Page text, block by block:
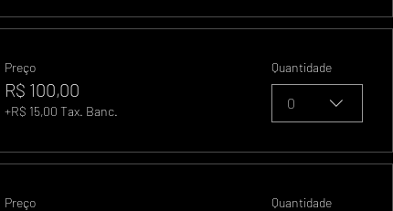
Preço
R$ 100,00
+R$ 15,00 Tax. Banc.
Quantidade
0
Preço Quantidade